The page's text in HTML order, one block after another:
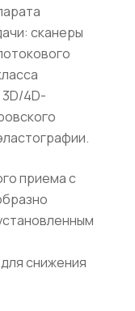
сканеры
4D-
приема с
снижения